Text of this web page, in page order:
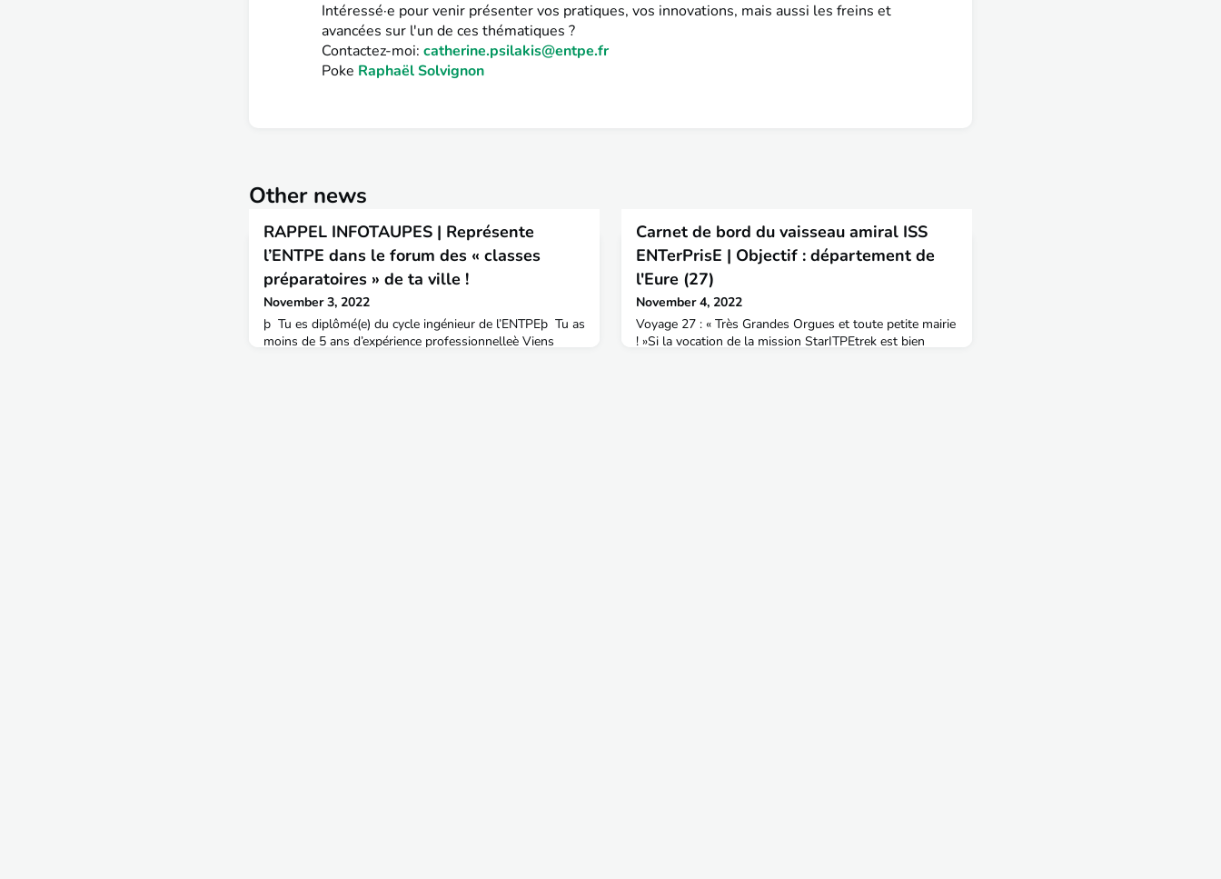
Intéressé·e pour venir présenter vos pratiques, vos innovations, mais aussi les freins et
avancées sur l'un de ces thématiques ?
Contactez-moi: catherine.psilakis@entpe.fr
Poke Raphaël Solvignon
Other news
RAPPEL INFOTAUPES | Représente
l’ENTPE dans le forum des « classes
préparatoires » de ta ville !
November 3, 2022
þ Tu es diplômé(e) du cycle ingénieur de l’ENTPEþ Tu as
moins de 5 ans d’expérience professionnelleè Viens
Carnet de bord du vaisseau amiral ISS
ENTerPrisE | Objectif : département de
l'Eure (27)
November 4, 2022
Voyage 27 : « Très Grandes Orgues et toute petite mairie
! »Si la vocation de la mission StarITPEtrek est bien